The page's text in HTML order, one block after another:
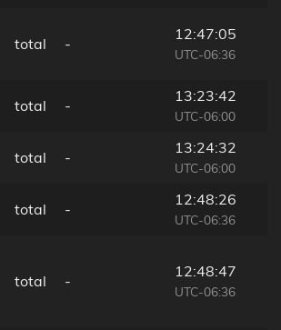
total -
12:47:05
UTC-06:36
total -
13:23:42
UTC-06:00
total -
13:24:32
UTC-06:00
total -
12:48:26
UTC-06:36
total -
12:48:47
UTC-06:36